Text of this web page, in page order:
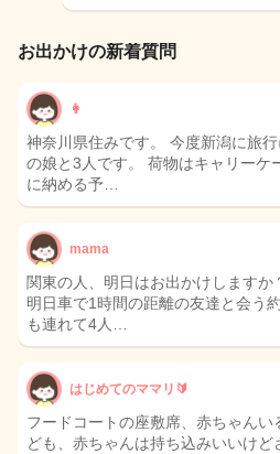
お出かけの新着質問
👩
神奈川県住みです。 今度新潟に旅
の娘と3人です。 荷物はキャリーケ
に納める予…
mama
関東の人、明日はお出かけしますか
明日車で1時間の距離の友達と会う
も連れて4人…
はじめてのママリ🔰
フードコートの座敷席、赤ちゃんい
ども、赤ちゃんは持ち込みいいけど